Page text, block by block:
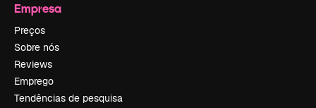
Empresa
Preços
Sobre nós
Reviews
Emprego
Tendências de pesquisa